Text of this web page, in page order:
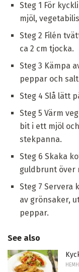
Steg 1 För
mjöl,
Steg 2 Filén
ca 2 cm tjocka.
Steg 3 Kämpa
peppar och
Steg 4 Slå lätt
Steg 5 Värm
bit i ett mjöl
stekpanna.
Steg 6 Skaka
guldbrunt över
Steg 7
av grönsaker,
peppar.
See also